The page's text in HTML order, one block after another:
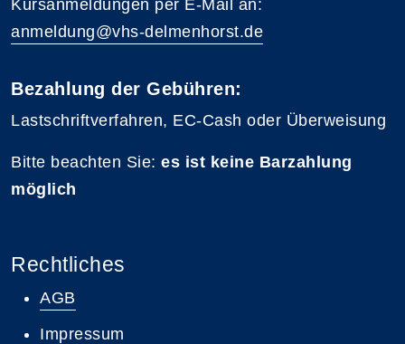
Kursanmeldungen per E-Mail an:
anmeldung@vhs-delmenhorst.de
Bezahlung der Gebühren:
Lastschriftverfahren, EC-Cash oder Überweisung
Bitte beachten Sie: es ist keine Barzahlung
möglich
Rechtliches
AGB
Impressum